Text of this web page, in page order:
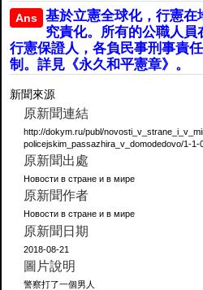
Ans
基於立憲全球化，行憲
究責化。所有的公職人
行憲保證人，各負民事刑事責
制。詳見《永久和平憲章》。
新聞來源
原新聞連結
http://dokym.ru/publ/
policejskim_passazhira_v_domodedovo/1-1-
原新聞出處
Новости в стране и в мире
原新聞作者
Новости в стране и в мире
原新聞日期
2018-08-21
圖片說明
警察打了一個男人